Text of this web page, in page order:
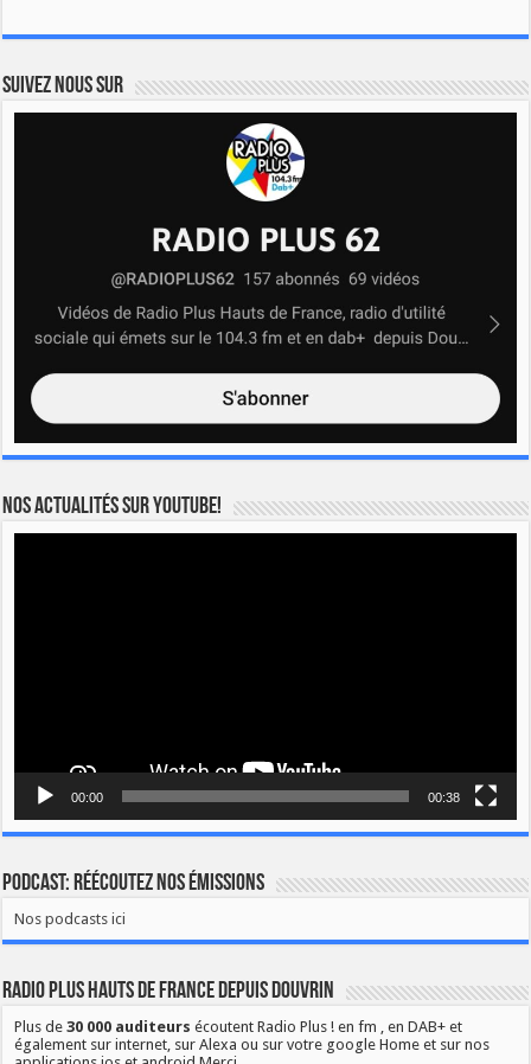
Suivez nous sur
Nos actualités sur YOUTUBE!
00:00 00:38
Podcast: Réécoutez nos émissions
Nos podcasts ici
Radio Plus Hauts de France depuis Douvrin
Plus de30 000 auditeurs écoutent Radio Plus ! en fm , en DAB+ et
également sur internet, sur Alexa ou sur votre google Home et sur nos